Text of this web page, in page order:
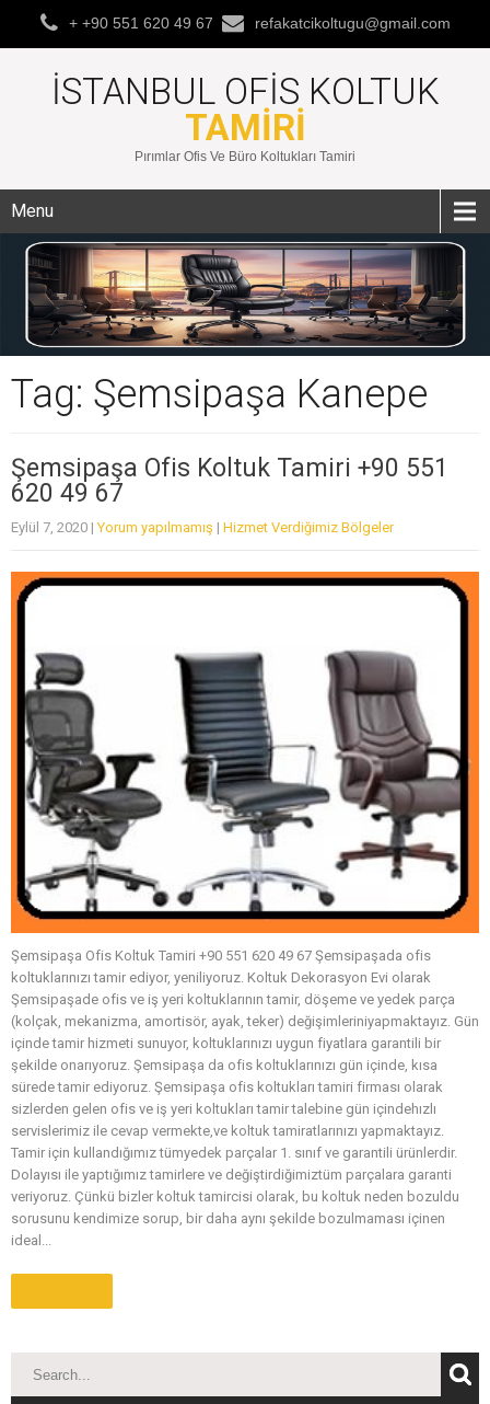
+ +90 551 620 49 67 refakatcikoltugu@gmail.com
İSTANBUL OFIS KOLTUK
TAMIRI
Pırımlar Ofis Ve Büro Koltukları Tamiri
Menu
Tag: Şemsipaşa Kanepe
Şemsipaşa Ofis Koltuk Tamiri +90 551
620 49 67
Eylül 7, 2020 |Yorum yapılmamış | Hizmet Verdiğimiz Bölgeler
Şemsipaşa Ofis Koltuk Tamiri +90 551 620 49 67 Şemsipaşada ofis
koltuklarınızı tamir ediyor, yeniliyoruz. Koltuk Dekorasyon Evi olarak
Şemsipaşade ofis ve iş yeri koltuklarının tamir, döşeme ve yedek parça
(kolçak, mekanizma, amortisör, ayak, teker) değişimleriniyapmaktayız. Gün
içinde tamir hizmeti sunuyor, koltuklarınızı uygun fiyatlara garantili bir
şekilde onarıyoruz. Şemsipaşa da ofis koltuklarınızı gün içinde, kısa
sürede tamir ediyoruz. Şemsipaşa ofis koltukları tamiri firması olarak
sizlerden gelen ofis ve iş yeri koltukları tamir talebine gün içindehızlı
servislerimiz ile cevap vermekte,ve koltuk tamiratlarınızı yapmaktayız.
Tamir için kullandığımız tümyedek parçalar 1. sınıf ve garantili ürünlerdir.
Dolayısı ile yaptığımız tamirlere ve değiştirdiğimiztüm parçalara garanti
veriyoruz. Çünkü bizler koltuk tamircisi olarak, bu koltuk neden bozuldu
sorusunu kendimize sorup, bir daha aynı şekilde bozulmaması içinen
ideal...